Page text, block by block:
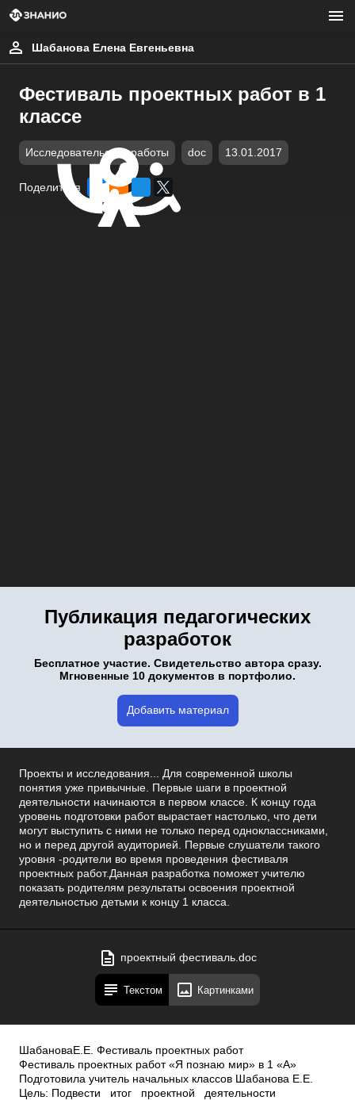
Шабанова Елена Евгеньевна
Фестиваль проектных работ в 1
классе
Исследовательские работы doc 13.01.2017
Поделиться
Публикация педагогических
разработок
Бесплатное участие. Свидетельство автора сразу.
Мгновенные 10 документов в портфолио.
Добавить материал
Проекты и исследования... Для современной школы
понятия уже привычные. Первые шаги в проектной
деятельности начинаются в первом классе. К концу года
уровень подготовки работ вырастает настолько, что дети
могут выступить с ними не только перед одноклассниками,
но и перед другой аудиторией. Первые слушатели такого
уровня -родители во время проведения фестиваля
проектных работ.Данная разработка поможет учителю
показать родителям результаты освоения проектной
деятельностью детьми к концу 1 класса.
проектный фестиваль.doc
Текстом Картинками
ШабановаЕ.Е. Фестиваль проектных работ
Фестиваль проектных работ «Я познаю мир» в 1 «А»
Подготовила учитель начальных классов Шабанова Е.Е.
Цель: Подвести итог проектной деятельности